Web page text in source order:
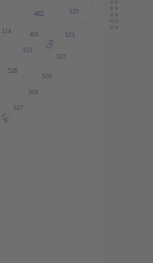
518
521
401
524
402
114
516
517
519
520
522
523
525